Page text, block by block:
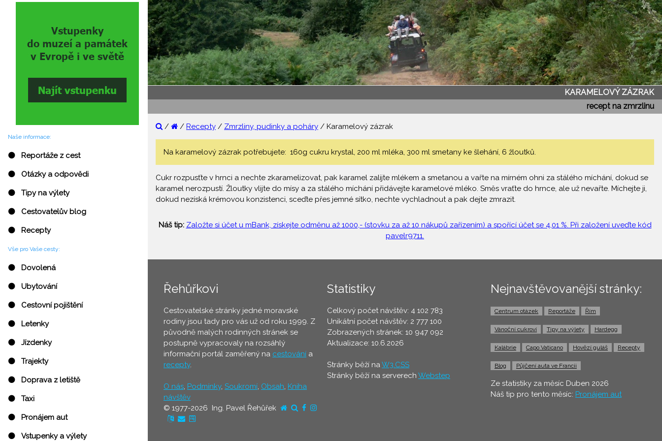
Naše informace:
⚫ Reportáže z cest
⚫ Otázky a odpovědi
⚫ Tipy na výlety
⚫ Cestovatelův blog
⚫ Recepty
Vše pro Vaše cesty:
⚫ Dovolená
⚫ Ubytování
⚫ Cestovní pojištění
⚫ Letenky
⚫ Jízdenky
⚫ Trajekty
⚫ Doprava z letiště
⚫ Taxi
⚫ Pronájem aut
⚫ Vstupenky a výlety
KARAMELOVÝ ZÁZRAK
recept na zmrzlinu
/ / Recepty / Zmrzliny, pudinky a poháry / Karamelový zázrak
Na karamelový zázrak potřebujete: 160g cukru krystal, 200 ml mléka, 300 ml smetany ke šlehání, 6 žloutků.
Cukr rozpusťte v hrnci a nechte zkaramelizovat, pak karamel zalijte mlékem a smetanou a vařte na mírném ohni za stálého míchání, dokud se
karamel nerozpustí. Žloutky vlijte do mísy a za stálého míchání přidávejte karamelové mléko. Směs vraťte do hrnce, ale už nevařte. Míchejte ji,
dokud nezíská krémovou konzistenci, sceďte přes jemné sítko, nechte vychladnout a pak dejte zmrazit.
Náš tip: Založte si účet u mBank, získejte odměnu až 1000,- (stovku za až 10 nákupů zařízením) a spořící účet se 4,01 %. Při založení uveďte kód
pavelr9711.
Řehůřkovi
Cestovatelské stránky jedné moravské
rodiny jsou tady pro vás už od roku 1999. Z
původně malých rodinných stránek se
postupně vypracovaly na rozsáhlý
informační portál zaměřený na cestování a
recepty.
O nás, Podmínky, Soukromí, Obsah, Kniha
návštěv
© 1977-2026 Ing. Pavel Řehůřek
Statistiky
Celkový počet návštěv: 4 102 783
Unikátní počet návštěv: 2 777 100
Zobrazených stránek: 10 947 092
Aktualizace: 10.6.2026
Stránky běží naW3.CSS
Stránky běží na serverech Webstep
Nejnavštěvovanější stránky:
Centrum otázek Reportáže Řím
Vánoční cukroví Tipy na výlety Hardegg
Kalábrie Capo Vaticano Hovězí guláš Recepty
Blog Půjčení auta ve Francii
Ze statistiky za měsíc Duben 2026
Náš tip pro tento měsíc: Pronájem aut